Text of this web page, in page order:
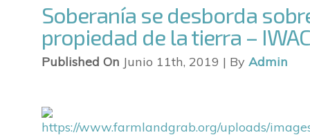
Soberanía se desborda
propiedad de la tierra –
Published On Junio 11th, 2019 | By Admin